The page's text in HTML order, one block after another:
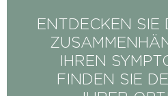
ENTDECKEN SIE
IHREN
FINDEN SIE